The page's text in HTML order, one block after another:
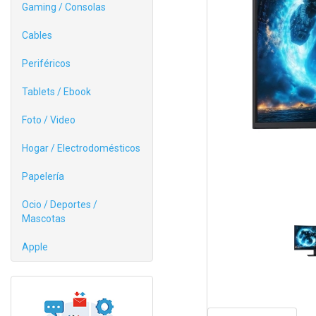
Gaming / Consolas
Cables
Periféricos
Tablets / Ebook
Foto / Video
Hogar / Electrodomésticos
Papelería
Ocio / Deportes /
Mascotas
Apple